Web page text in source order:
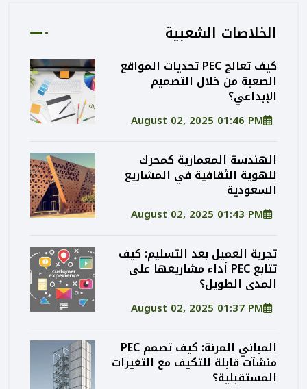
الخلاصات الشعبية
كيف تعالج PEC تحديات المواقع
الصعبة من خلال التصميم
الإبداعي؟
August 02, 2025 01:46 PM
الهندسة المعمارية كمحرك
للهوية الثقافية في المشاريع
السعودية
August 02, 2025 01:43 PM
تجربة العميل بعد التسليم: كيف
تتابع PEC أداء مشاريعها على
المدى الطويل؟
August 02, 2025 01:37 PM
المباني المرنة: كيف تصمم PEC
منشآت قابلة للتكيف مع التغيرات
المستقبلية؟